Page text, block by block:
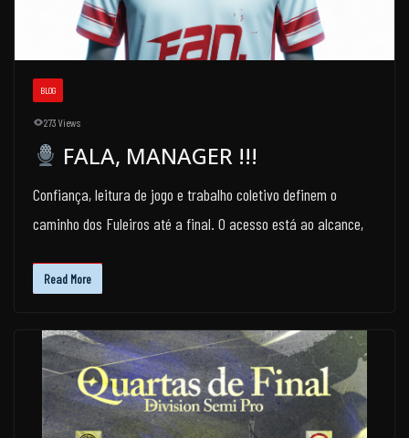
BLOG
273 Views
FALA, MANAGER !!!
Confiança, leitura de jogo e trabalho coletivo definem o
caminho dos Fuleiros até a final. O acesso está ao alcance,
Read More